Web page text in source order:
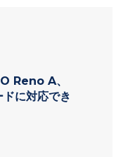
Reno A、
に対応でき